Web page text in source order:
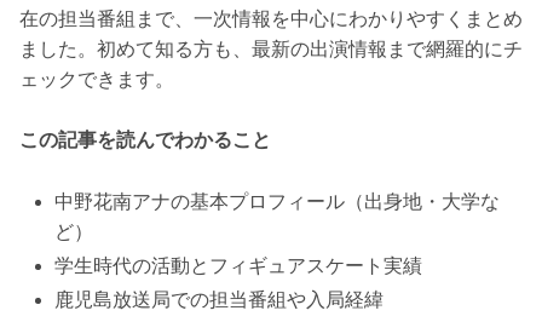
在の担当番組まで、一次情報を中心にわかりやすくまとめ
ました。初めて知る方も、最新の出演情報まで網羅的にチ
ェックできます。
この記事を読んでわかること
中野花南アナの基本プロフィール（出身地・大学な
ど）
学生時代の活動とフィギュアスケート実績
鹿児島放送局での担当番組や入局経緯